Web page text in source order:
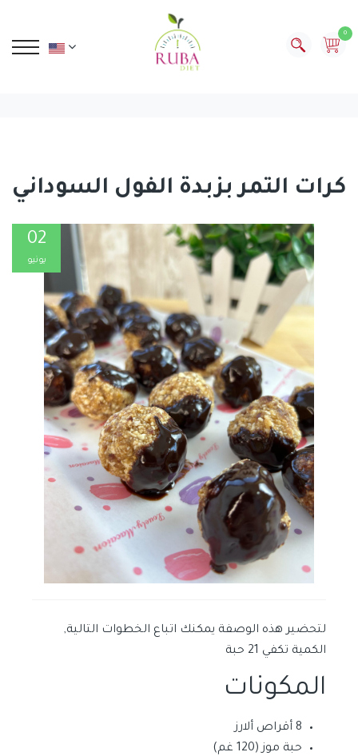
0
كرات التمر بزبدة الفول السوداني
02
يونيو
لتحضير هذه الوصفة يمكنك اتباع الخطوات التالية,
الكمية تكفي 21 حبة
المكونات
8 أقراص ألارز
حبة موز (120 غم)